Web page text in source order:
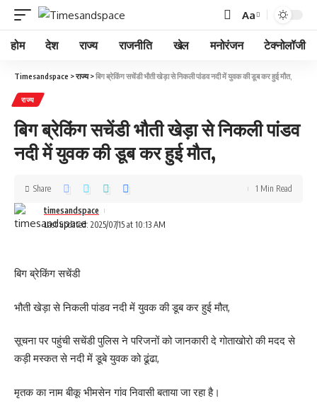
Aa
होम देश राज्य राजनीति खेल मनोरंजन टेक्नोलॉजी
Timesandspace >राज्य>बिग ब्रेकिंग सचेंडी भौती खेड़ा से निकली पांडव नदी में युवक की डूब कर हुई मौत,
राज्य
बिग ब्रेकिंग सचेंडी भौती खेड़ा से निकली पांडव
नदी में युवक की डूब कर हुई मौत,
Last updated: 2025/07/15 at 10:13 AM
timesandspace
Share 1 Min Read
बिग ब्रेकिंग सचेंडी
भौती खेड़ा से निकली पांडव नदी में युवक की डूब कर हुई मौत,
सूचना पर पहुंची सचेंडी पुलिस ने परिजनों को जानकारी दे गोताखोरो की मदद से
कड़ी मस्कत से नदी में डूबे युवक को ढूंढा,
मृतक का नाम बीकू भीमसेन गांव निवासी बताया जा रहा है।